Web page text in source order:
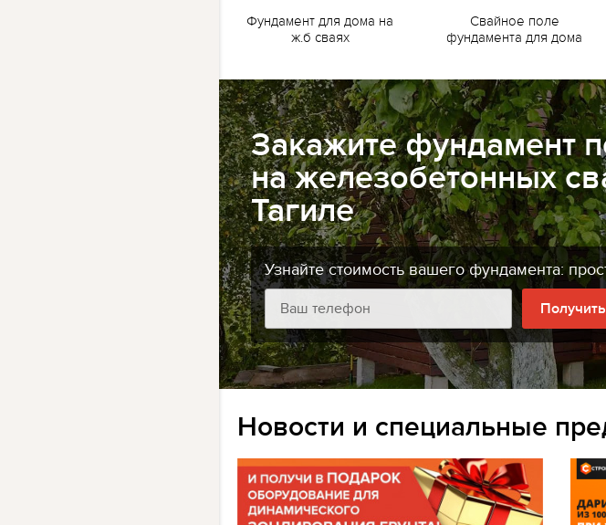
Фундамент для дома на
ж.б сваях
Свайное поле
фундамента для дома
Закажите фундамент
на железобетонных
Тагиле
Узнайте стоимость вашего фундамента:
Новости и специальные